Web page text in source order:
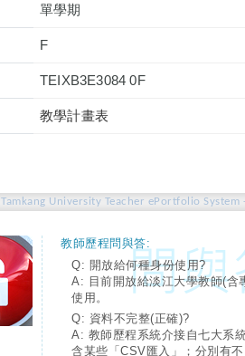
單學期
F
TEIXB3E3084 0F
教學計畫表
Tamkang University Teacher ePortfolio
教師歷程問與答:
Q: 開放給何種身份使用?
A: 目前開放給淡江大學教師(含
使用。
Q: 資料不完整(正確)?
A: 教師歷程系統介接自七大系
含某些「CSV匯入」；分別有